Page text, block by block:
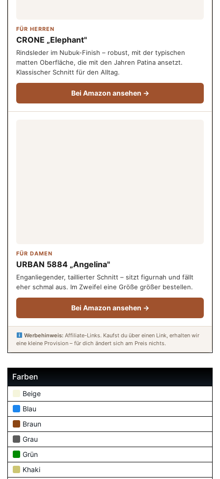
FÜR HERREN
CRONE „Elephant"
Rindsleder im Nubuk-Finish – robust, mit der typischen
matten Oberfläche, die mit den Jahren Patina ansetzt.
Klassischer Schnitt für den Alltag.
Bei Amazon ansehen →
FÜR DAMEN
URBAN 5884 „Angelina"
Enganliegender, taillierter Schnitt – sitzt figurnah und fällt
eher schmal aus. Im Zweifel eine Größe größer bestellen.
Bei Amazon ansehen →
Werbehinweis:Affiliate-Links. Kaufst du über einen Link, erhalten wir
eine kleine Provision – für dich ändert sich am Preis nichts.
Farben
Beige
Blau
Braun
Grau
Grün
Khaki